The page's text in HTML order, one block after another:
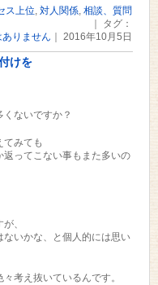
ス上位, 対人関係, 相談、質問
｜ タグ：
りません ｜ 2016年10月5日
けを
ないですか？
てみても
ってこない事もまた多いの
、
いかな、と個人的には思い
考え抜いているんです。